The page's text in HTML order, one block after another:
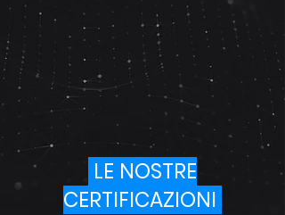
LE NOSTRE
CERTIFICAZIONI